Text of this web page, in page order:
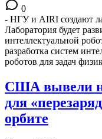
0
- НГУ и AIRI создают
Лаборатория будет
интеллектуальной
разработка систем
роботов для задач
США вывели
для
орбите